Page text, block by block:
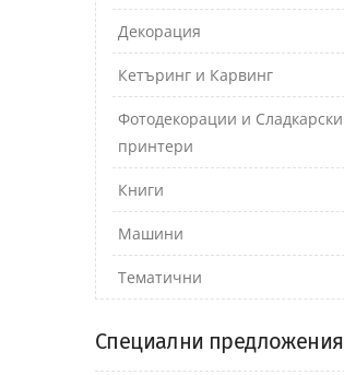
Декорация
Кетъринг и Карвинг
Фотодекорации и Сладкарски
принтери
Книги
Машини
Тематични
Специални предложения